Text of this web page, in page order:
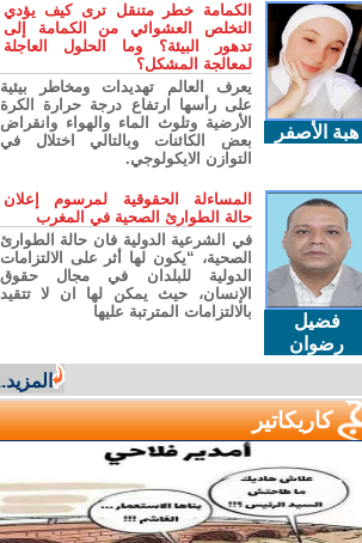
هبة الأصفر
الكمامة خطر متنقل ترى كيف يؤدي
التخلص العشوائي من الكمامة إلى
تدهور البيئة؟ وما الحلول العاجلة
لمعالجة المشكل؟
يعرف العالم تهديدات ومخاطر بيئية
على رأسها ارتفاع درجة حرارة الكرة
الأرضية وتلوث الماء والهواء وانقراض
بعض الكائنات وبالتالي اختلال في
التوازن الايكولوجي.
فضيل
رضوان
المساءلة الحقوقية لمرسوم إعلان
حالة الطوارئ الصحية في المغرب
في الشرعية الدولية فان حالة الطوارئ
الصحية، “يكون لها أثر على الالتزامات
الدولية للبلدان في مجال حقوق
الإنسان، حيث يمكن لها ان لا تتقيد
بالالتزامات المترتبة عليها
المزيد...
كاريكاتير